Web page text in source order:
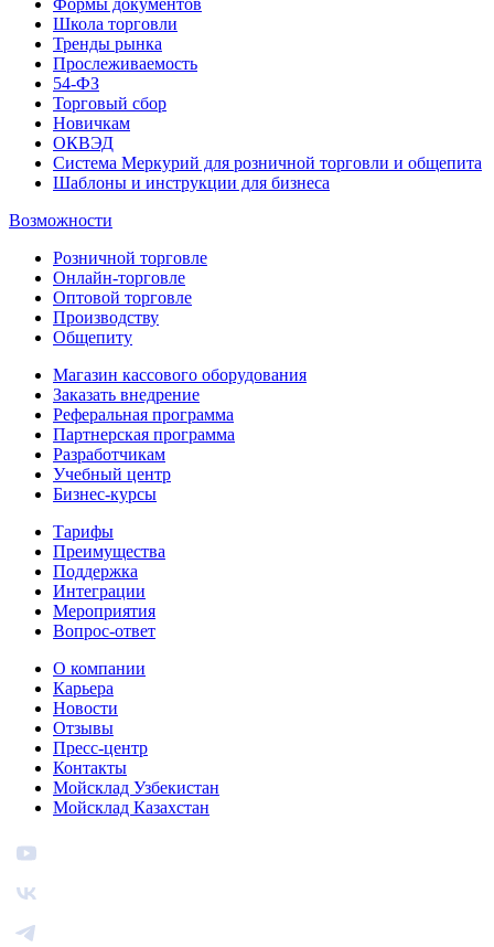
Школа торговли
Тренды рынка
Прослеживаемость
54-ФЗ
Торговый сбор
Новичкам
ОКВЭД
Система Меркурий для розничной торговли и общепита
Шаблоны и инструкции для бизнеса
Возможности
Розничной торговле
Онлайн-торговле
Оптовой торговле
Производству
Общепиту
Магазин кассового оборудования
Заказать внедрение
Реферальная программа
Партнерская программа
Разработчикам
Учебный центр
Бизнес‑курсы
Тарифы
Преимущества
Поддержка
Интеграции
Мероприятия
Вопрос-ответ
О компании
Карьера
Новости
Отзывы
Пресс-центр
Контакты
Мойсклад Узбекистан
Мойсклад Казахстан